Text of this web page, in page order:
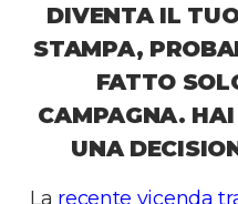
DIVENTA IL
STAMPA,
FATTO
CAMPAGNA.
UNA
La recente vicenda